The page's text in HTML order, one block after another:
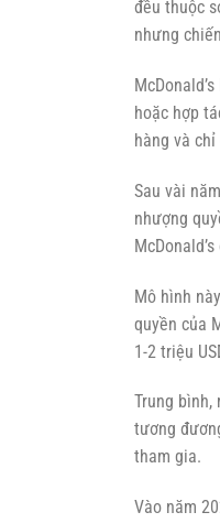
đều thuộc
nhưng
hoặc hợp
hàng và
Sau vài
nhượng
Mô hình
quyền của
1-2 triệu
Trung bình,
tương
tham gia.
Vào năm